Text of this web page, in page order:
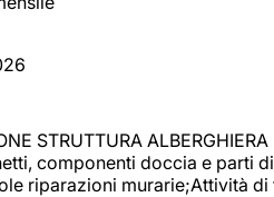
STRUTTURA
componenti doccia e parti
riparazioni murarie;Attività